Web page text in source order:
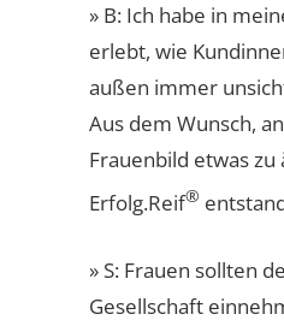
» B: Ich habe in
erlebt, wie
außen immer
Aus dem Wunsch,
Frauenbild etwas zu
Erfolg.Reif®
» S: Frauen sollten
Gesellschaft